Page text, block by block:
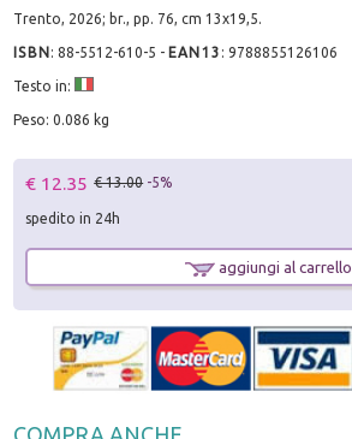
Trento, 2026; br., pp. 76, cm 13x19,5.
ISBN:88-5512-610-5 - EAN13 :9788855126106
Testo in:
Peso: 0.086 kg
€ 12.35 € 13.00 -5%
spedito in 24h
aggiungi al carrello